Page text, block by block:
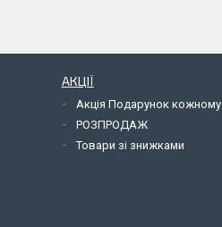
АКЦІЇ
Акція Подарунок кожному
РОЗПРОДАЖ
Товари зі знижками